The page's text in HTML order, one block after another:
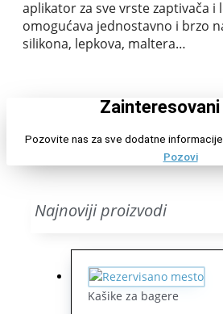
aplikator za sve vrste zaptivača i
omogućava jednostavno i brzo
silikona, lepkova, maltera…
Pozovite nas za sve dodatne
Pozovi
Najnoviji proizvodi
Kašike za bagere